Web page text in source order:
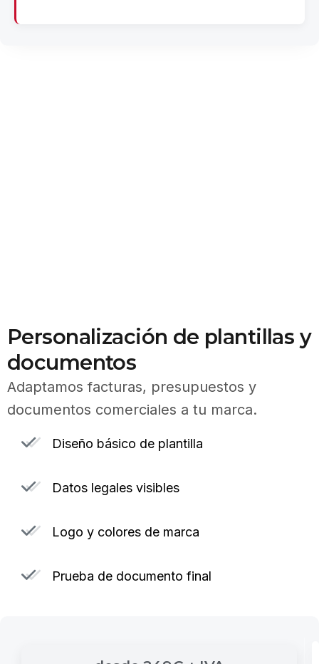
Personalización de plantillas y
documentos
Adaptamos facturas, presupuestos y
documentos comerciales a tu marca.
Diseño básico de plantilla
Datos legales visibles
Logo y colores de marca
Prueba de documento final